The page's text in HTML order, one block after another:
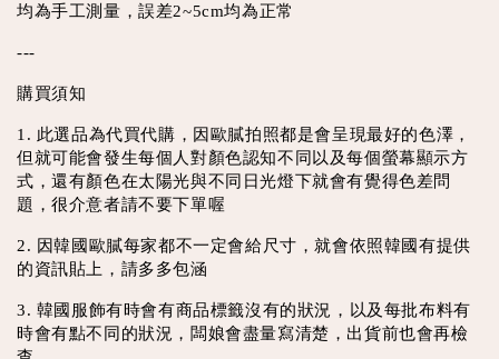
均為手工測量，誤差2~5cm均為正常
---
購買須知
1. 此選品為代買代購，因歐膩拍照都是會呈現最好的色澤，
但就可能會發生每個人對顏色認知不同以及每個螢幕顯示方
式，還有顏色在太陽光與不同日光燈下就會有覺得色差問
題，很介意者請不要下單喔
2. 因韓國歐膩每家都不一定會給尺寸，就會依照韓國有提供
的資訊貼上，請多多包涵
3. 韓國服飾有時會有商品標籤沒有的狀況，以及每批布料有
時會有點不同的狀況，闆娘會盡量寫清楚，出貨前也會再檢